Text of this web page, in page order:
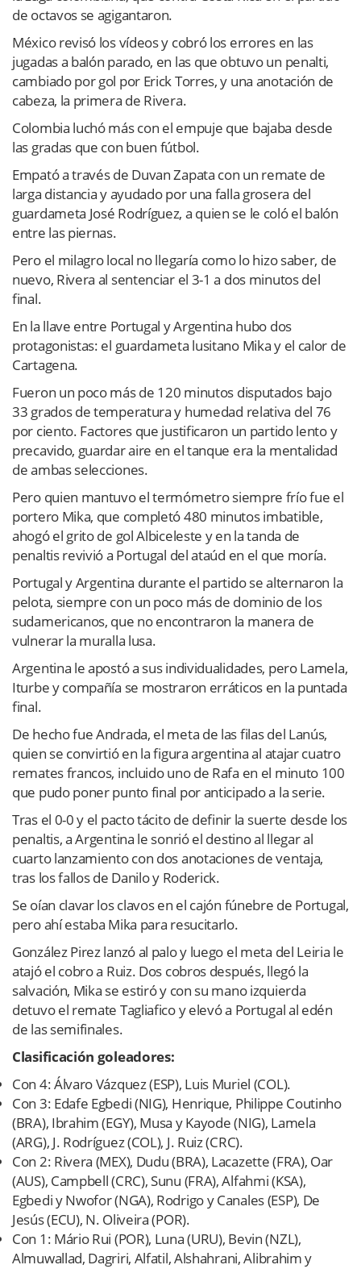
de octavos se agigantaron.
México revisó los vídeos y cobró los errores en las
jugadas a balón parado, en las que obtuvo un penalti,
cambiado por gol por Erick Torres, y una anotación de
cabeza, la primera de Rivera.
Colombia luchó más con el empuje que bajaba desde
las gradas que con buen fútbol.
Empató a través de Duvan Zapata con un remate de
larga distancia y ayudado por una falla grosera del
guardameta José Rodríguez, a quien se le coló el balón
entre las piernas.
Pero el milagro local no llegaría como lo hizo saber, de
nuevo, Rivera al sentenciar el 3-1 a dos minutos del
final.
En la llave entre Portugal y Argentina hubo dos
protagonistas: el guardameta lusitano Mika y el calor de
Cartagena.
Fueron un poco más de 120 minutos disputados bajo
33 grados de temperatura y humedad relativa del 76
por ciento. Factores que justificaron un partido lento y
precavido, guardar aire en el tanque era la mentalidad
de ambas selecciones.
Pero quien mantuvo el termómetro siempre frío fue el
portero Mika, que completó 480 minutos imbatible,
ahogó el grito de gol Albiceleste y en la tanda de
penaltis revivió a Portugal del ataúd en el que moría.
Portugal y Argentina durante el partido se alternaron la
pelota, siempre con un poco más de dominio de los
sudamericanos, que no encontraron la manera de
vulnerar la muralla lusa.
Argentina le apostó a sus individualidades, pero Lamela,
Iturbe y compañía se mostraron erráticos en la puntada
final.
De hecho fue Andrada, el meta de las filas del Lanús,
quien se convirtió en la figura argentina al atajar cuatro
remates francos, incluido uno de Rafa en el minuto 100
que pudo poner punto final por anticipado a la serie.
Tras el 0-0 y el pacto tácito de definir la suerte desde los
penaltis, a Argentina le sonrió el destino al llegar al
cuarto lanzamiento con dos anotaciones de ventaja,
tras los fallos de Danilo y Roderick.
Se oían clavar los clavos en el cajón fúnebre de Portugal,
pero ahí estaba Mika para resucitarlo.
González Pirez lanzó al palo y luego el meta del Leiria le
atajó el cobro a Ruiz. Dos cobros después, llegó la
salvación, Mika se estiró y con su mano izquierda
detuvo el remate Tagliafico y elevó a Portugal al edén
de las semifinales.
Clasificación goleadores:
Con 4: Álvaro Vázquez (ESP), Luis Muriel (COL).
Con 3: Edafe Egbedi (NIG), Henrique, Philippe Coutinho
(BRA), Ibrahim (EGY), Musa y Kayode (NIG), Lamela
(ARG), J. Rodríguez (COL), J. Ruiz (CRC).
Con 2: Rivera (MEX), Dudu (BRA), Lacazette (FRA), Oar
(AUS), Campbell (CRC), Sunu (FRA), Alfahmi (KSA),
Egbedi y Nwofor (NGA), Rodrigo y Canales (ESP), De
Jesús (ECU), N. Oliveira (POR).
Con 1: Mário Rui (POR), Luna (URU), Bevin (NZL),
Almuwallad, Dagriri, Alfatil, Alshahrani, Alibrahim y